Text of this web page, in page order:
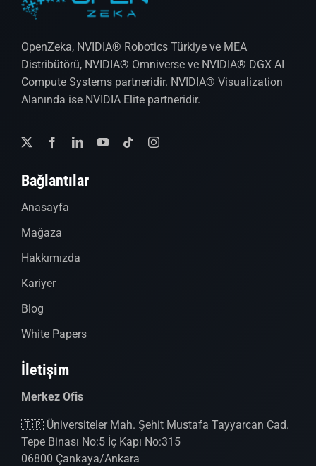
OpenZeka, NVIDIA® Robotics Türkiye ve MEA
Distribütörü, NVIDIA® Omniverse ve NVIDIA® DGX AI
Compute Systems partneridir. NVIDIA® Visualization
Alanında ise NVIDIA Elite partneridir.
Bağlantılar
Anasayfa
Mağaza
Hakkımızda
Kariyer
Blog
White Papers
İletişim
Merkez Ofis
🇹🇷 Üniversiteler Mah. Şehit Mustafa Tayyarcan Cad.
Tepe Binası No:5 İç Kapı No:315
06800 Çankaya/Ankara